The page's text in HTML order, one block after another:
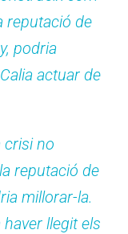
reputació de
podria
actuar de
crisi no
reputació de
millorar-la.
llegit els